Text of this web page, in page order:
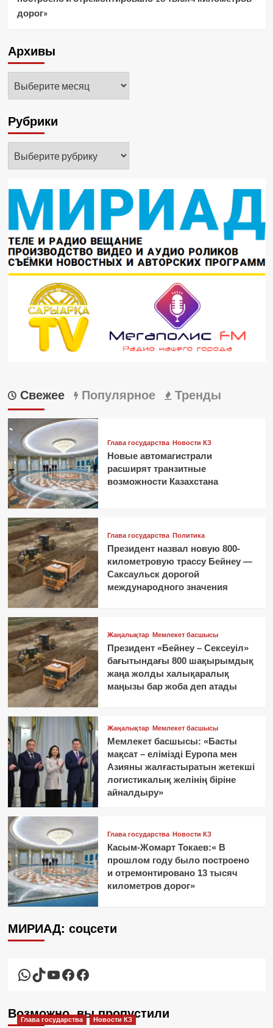
дорог»
Архивы
Рубрики
Свежее Популярное Тренды
Глава государства Новости КЗ
Новые автомагистрали
расширят транзитные
возможности Казахстана
Глава государства Политика
Президент назвал новую 800-
километровую трассу Бейнеу —
Саксаульск дорогой
международного значения
Жаңалықтар Мемлекет басшысы
Президент «Бейнеу – Сексеуіл»
бағытындағы 800 шақырымдық
жаңа жолды халықаралық
маңызы бар жоба деп атады
Жаңалықтар Мемлекет басшысы
Мемлекет басшысы: «Басты
мақсат – елімізді Еуропа мен
Азияны жалғастыратын жетекші
логистикалық желінің біріне
айналдыру»
Глава государства Новости КЗ
Касым-Жомарт Токаев:« В
прошлом году было построено
и отремонтировано 13 тысяч
километров дорог»
МИРИАД: соцсети
WhatsApp
TikTok
YouTube
Facebook
Facebook
Возможно, вы пропустили
Глава государства Новости КЗ